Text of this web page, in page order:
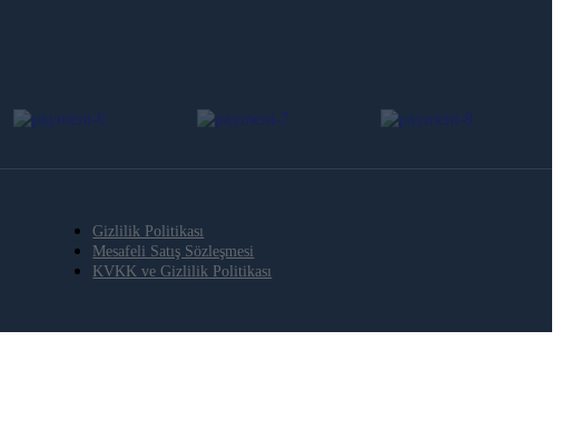
Gizlilik Politikası
Mesafeli Satış Sözleşmesi
KVKK ve Gizlilik Politikası